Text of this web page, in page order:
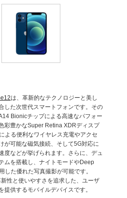
は、革新的なテクノロジーと美し
した次世代スマートフォンです。その
Bionicチップによる高速なパフォー
彩豊かなSuper Retina XDRディスプ
よる便利なワイヤレス充電やアクセ
が可能な磁気接続、そして5G対応に
度などが挙げられます。さらに、デュ
ムを搭載し、ナイトモードやDeep
した優れた写真撮影が可能です。
性と使いやすさを追求した、ユーザ
提供するモバイルデバイスです。